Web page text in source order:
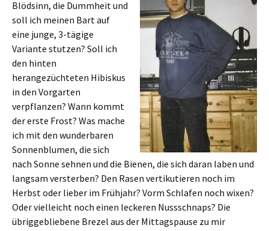
Blödsinn, die Dummheit und
soll ich meinen Bart auf
eine junge, 3-tägige
Variante stutzen? Soll ich
den hinten
herangezüchteten Hibiskus
in den Vorgarten
verpflanzen? Wann kommt
der erste Frost? Was mache
ich mit den wunderbaren
Sonnenblumen, die sich
nach Sonne sehnen und die Bienen, die sich daran laben und
langsam versterben? Den Rasen vertikutieren noch im
Herbst oder lieber im Frühjahr? Vorm Schlafen noch wixen?
Oder vielleicht noch einen leckeren Nussschnaps? Die
übriggebliebene Brezel aus der Mittagspause zu mir